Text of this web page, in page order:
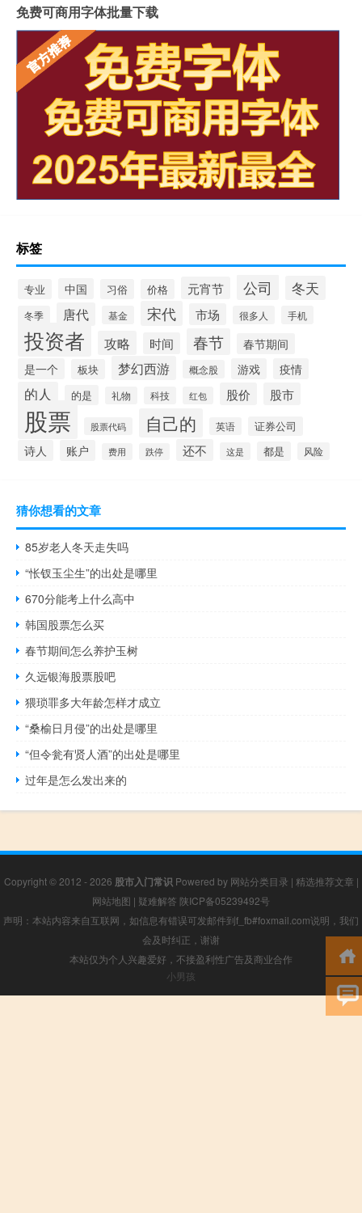
免费可商用字体批量下载
标签
专业 中国 习俗 价格 元宵节 公司 冬天
冬季 唐代 基金 宋代 市场 很多人 手机
投资者 攻略 时间 春节
春节期间
是一个
板块 梦幻西游 概念股 游戏 疫情
的人 的是 礼物 科技 红包 股价 股市
股票 股票代码 自己的 英语 证券公司
诗人 账户 费用 跌停 还不 这是 都是 风险
猜你想看的文章
85岁老人冬天走失吗
“怅钗玉尘生”的出处是哪里
670分能考上什么高中
韩国股票怎么买
春节期间怎么养护玉树
久远银海股票股吧
猥琐罪多大年龄怎样才成立
“桑榆日月侵”的出处是哪里
“但令瓮有贤人酒”的出处是哪里
过年是怎么发出来的
Copyright © 2012 - 2026 股市入门常识Powered by 网站分类目录 | 精选推荐文章 |
网站地图 | 疑难解答 陕ICP备05239492号
声明：本站内容来自互联网，如信息有错误可发邮件到f_fb#foxmail.com说明，我们
会及时纠正，谢谢
本站仅为个人兴趣爱好，不接盈利性广告及商业合作
小男孩